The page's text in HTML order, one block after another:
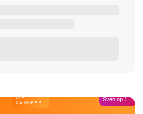
Café
Kockelmann Sven op 1